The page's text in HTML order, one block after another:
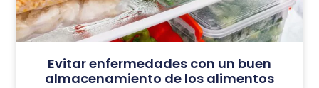
Evitar enfermedades con un buen
almacenamiento de los alimentos